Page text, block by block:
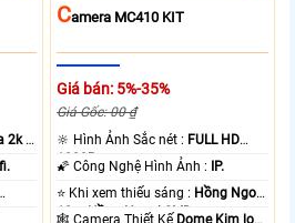
2k +
CAmera MC410 KIT
Giá bán: 5%-35%
Giá Gốc: 00 ₫
🔆 Hình Ảnh Sắc nét : FULL HD
1080P .
🌠 Công Nghệ Hình Ảnh :
IP.
⭐ Khi xem thiếu sáng : Hồng Ngoại
10m Hồng Ngoại SMD.